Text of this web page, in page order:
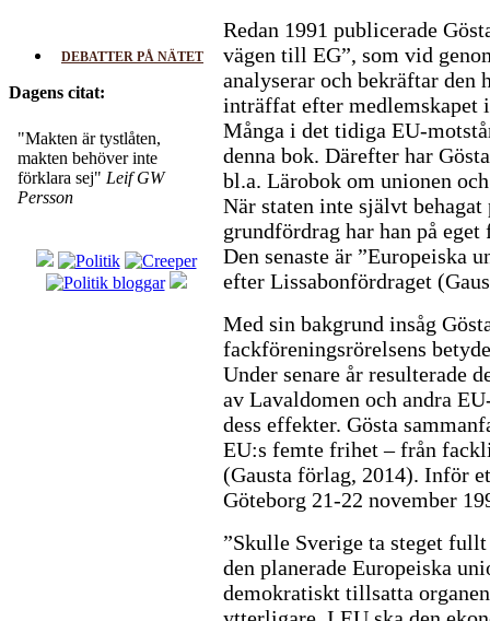
DEBATTER PÅ NÄTET
Dagens citat:
"Makten är tystlåten,
makten behöver inte
förklara sej" Leif GW
Persson
Redan 1991 publicerade
vägen till EG”, som vid
analyserar och bekräftar den
inträffat efter medlemskapet
Många i det tidiga EU-
denna bok. Därefter har
bl.a. Lärobok om unionen
När staten inte självt
grundfördrag har han på
Den senaste är ”Europeiska
efter Lissabonfördraget
Med sin bakgrund insåg
fackföreningsrörelsens
Under senare år resulterade
av Lavaldomen och andra
dess effekter. Gösta
EU:s femte frihet – från
(Gausta förlag, 2014). Inför
Göteborg 21-22 november
”Skulle Sverige ta steget
den planerade Europeiska
demokratiskt tillsatta